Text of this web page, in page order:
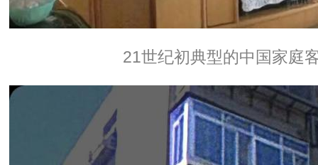
21世纪初典型的中国家庭